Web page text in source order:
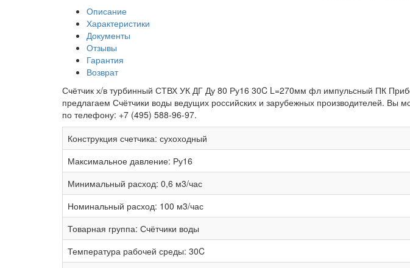
Описание
Характеристики
Документы
Отзывы
Гарантия
Возврат
Счётчик х/в турбинный СТВХ УК ДГ Ду 80 Ру16 30C L=270мм фл импульсный ПК
предлагаем Счётчики воды ведущих российских и зарубежных производителей.
по телефону: +7 (495) 588-96-97.
Конструкция счетчика: сухоходный
Максимальное давление: Ру16
Минимальный расход: 0,6 м3/час
Номинальный расход: 100 м3/час
Товарная группа: Счётчики воды
Температура рабочей среды: 30C